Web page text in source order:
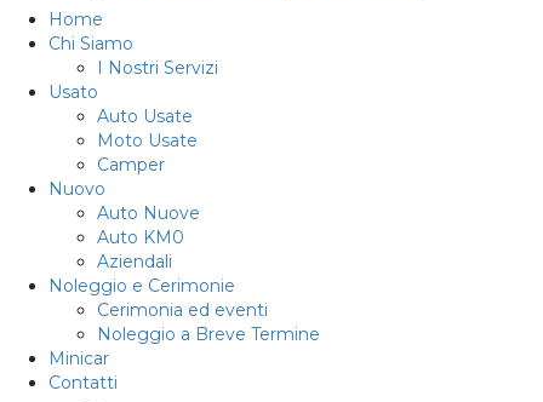
Home
Chi Siamo
I Nostri Servizi
Usato
Auto Usate
Moto Usate
Camper
Nuovo
Auto Nuove
Auto KM0
Aziendali
Noleggio e Cerimonie
Cerimonia ed eventi
Noleggio a Breve Termine
Minicar
Contatti